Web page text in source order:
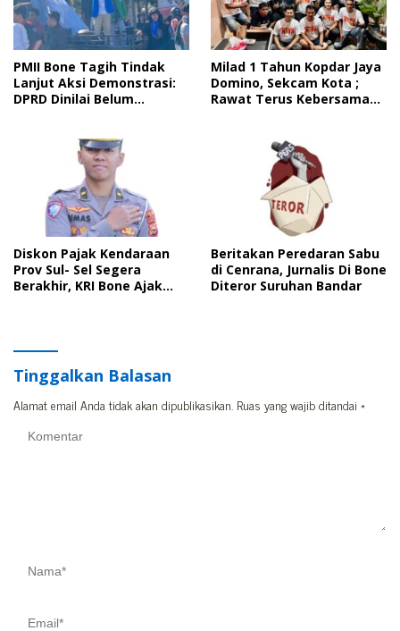
PMII Bone Tagih Tindak
Lanjut Aksi Demonstrasi:
DPRD Dinilai Belum
Milad 1 Tahun Kopdar Jaya
Domino, Sekcam Kota ;
Rawat Terus Kebersamaan
Diskon Pajak Kendaraan
Prov Sul- Sel Segera
Berakhir, KRI Bone Ajak
Beritakan Peredaran Sabu
di Cenrana, Jurnalis Di Bone
Diteror Suruhan Bandar
Tinggalkan Balasan
Alamat email Anda tidak akan dipublikasikan. Ruas yang wajib ditandai *